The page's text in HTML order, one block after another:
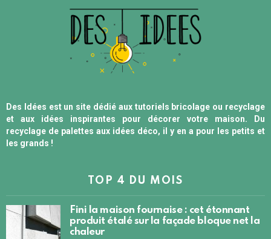
Des Idées est un site dédié aux tutoriels bricolage ou recyclage
et aux idées inspirantes pour décorer votre maison. Du
recyclage de palettes aux idées déco, il y en a pour les petits et
les grands !
TOP 4 DU MOIS
Fini la maison fournaise : cet étonnant
produit étalé sur la façade bloque net la
chaleur